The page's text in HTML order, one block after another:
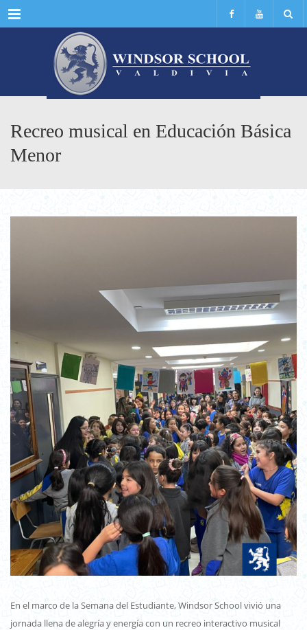
Menu
Recreo musical en Educación Básica
Menor
En el marco de la Semana del Estudiante, Windsor School vivió una
jornada llena de alegría y energía con un recreo interactivo musical